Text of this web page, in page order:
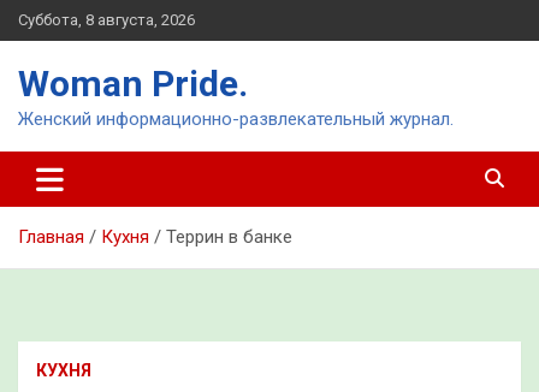
Перейти
к
Суббота, 8 августа, 2026
Woman Pride.
Женский информационно-развлекательный журнал.
Главная Кухня Террин в банке
КУХНЯ